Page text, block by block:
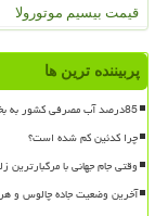
قیمت بیسیم موتورولا
پربیننده ترین ها
85درصد آب مصرفی کشور به بخش کشاورزی اختصاص دارد، آن هم با قیمت خیلی پایین
چرا کدئین کم شده است؟
وقتی جام جهانی با
آخرین وضعیت جاده چالوس و هراز،